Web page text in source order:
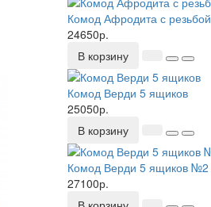
Комод Афродита с резьбой
24650р.
В корзину
Комод Верди 5 ящиков
25050р.
В корзину
Комод Верди 5 ящиков №2
27100р.